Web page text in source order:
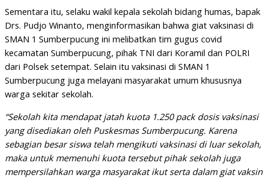
Sementara itu, selaku wakil kepala sekolah bidang humas, bapak
Drs. Pudjo Winanto, menginformasikan bahwa giat vaksinasi di
SMAN 1 Sumberpucung ini melibatkan tim gugus covid
kecamatan Sumberpucung, pihak TNI dari Koramil dan POLRI
dari Polsek setempat. Selain itu vaksinasi di SMAN 1
Sumberpucung juga melayani masyarakat umum khususnya
warga sekitar sekolah.
“Sekolah kita mendapat jatah kuota 1.250 pack dosis vaksinasi
yang disediakan oleh Puskesmas Sumberpucung. Karena
sebagian besar siswa telah mengikuti vaksinasi di luar sekolah,
maka untuk memenuhi kuota tersebut pihak sekolah juga
mempersilahkan warga masyarakat ikut serta dalam giat vaksin